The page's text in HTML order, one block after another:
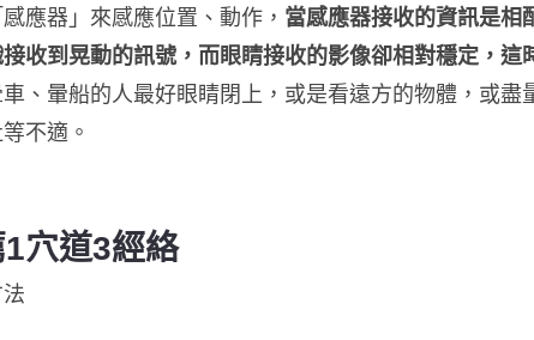
應器」來感應位置、動作， 當感應器接收的資訊是相
收到晃動的訊號，而眼睛接收的影像卻相對穩定，這
、暈船的人最好眼睛閉上，或是看遠方的物體，或盡
不適。
穴道3經絡